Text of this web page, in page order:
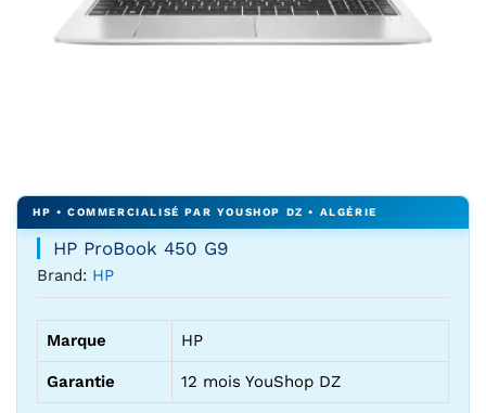
HP ProBook 450 G9
Brand: HP
Marque HP
Garantie 12 mois YouShop DZ